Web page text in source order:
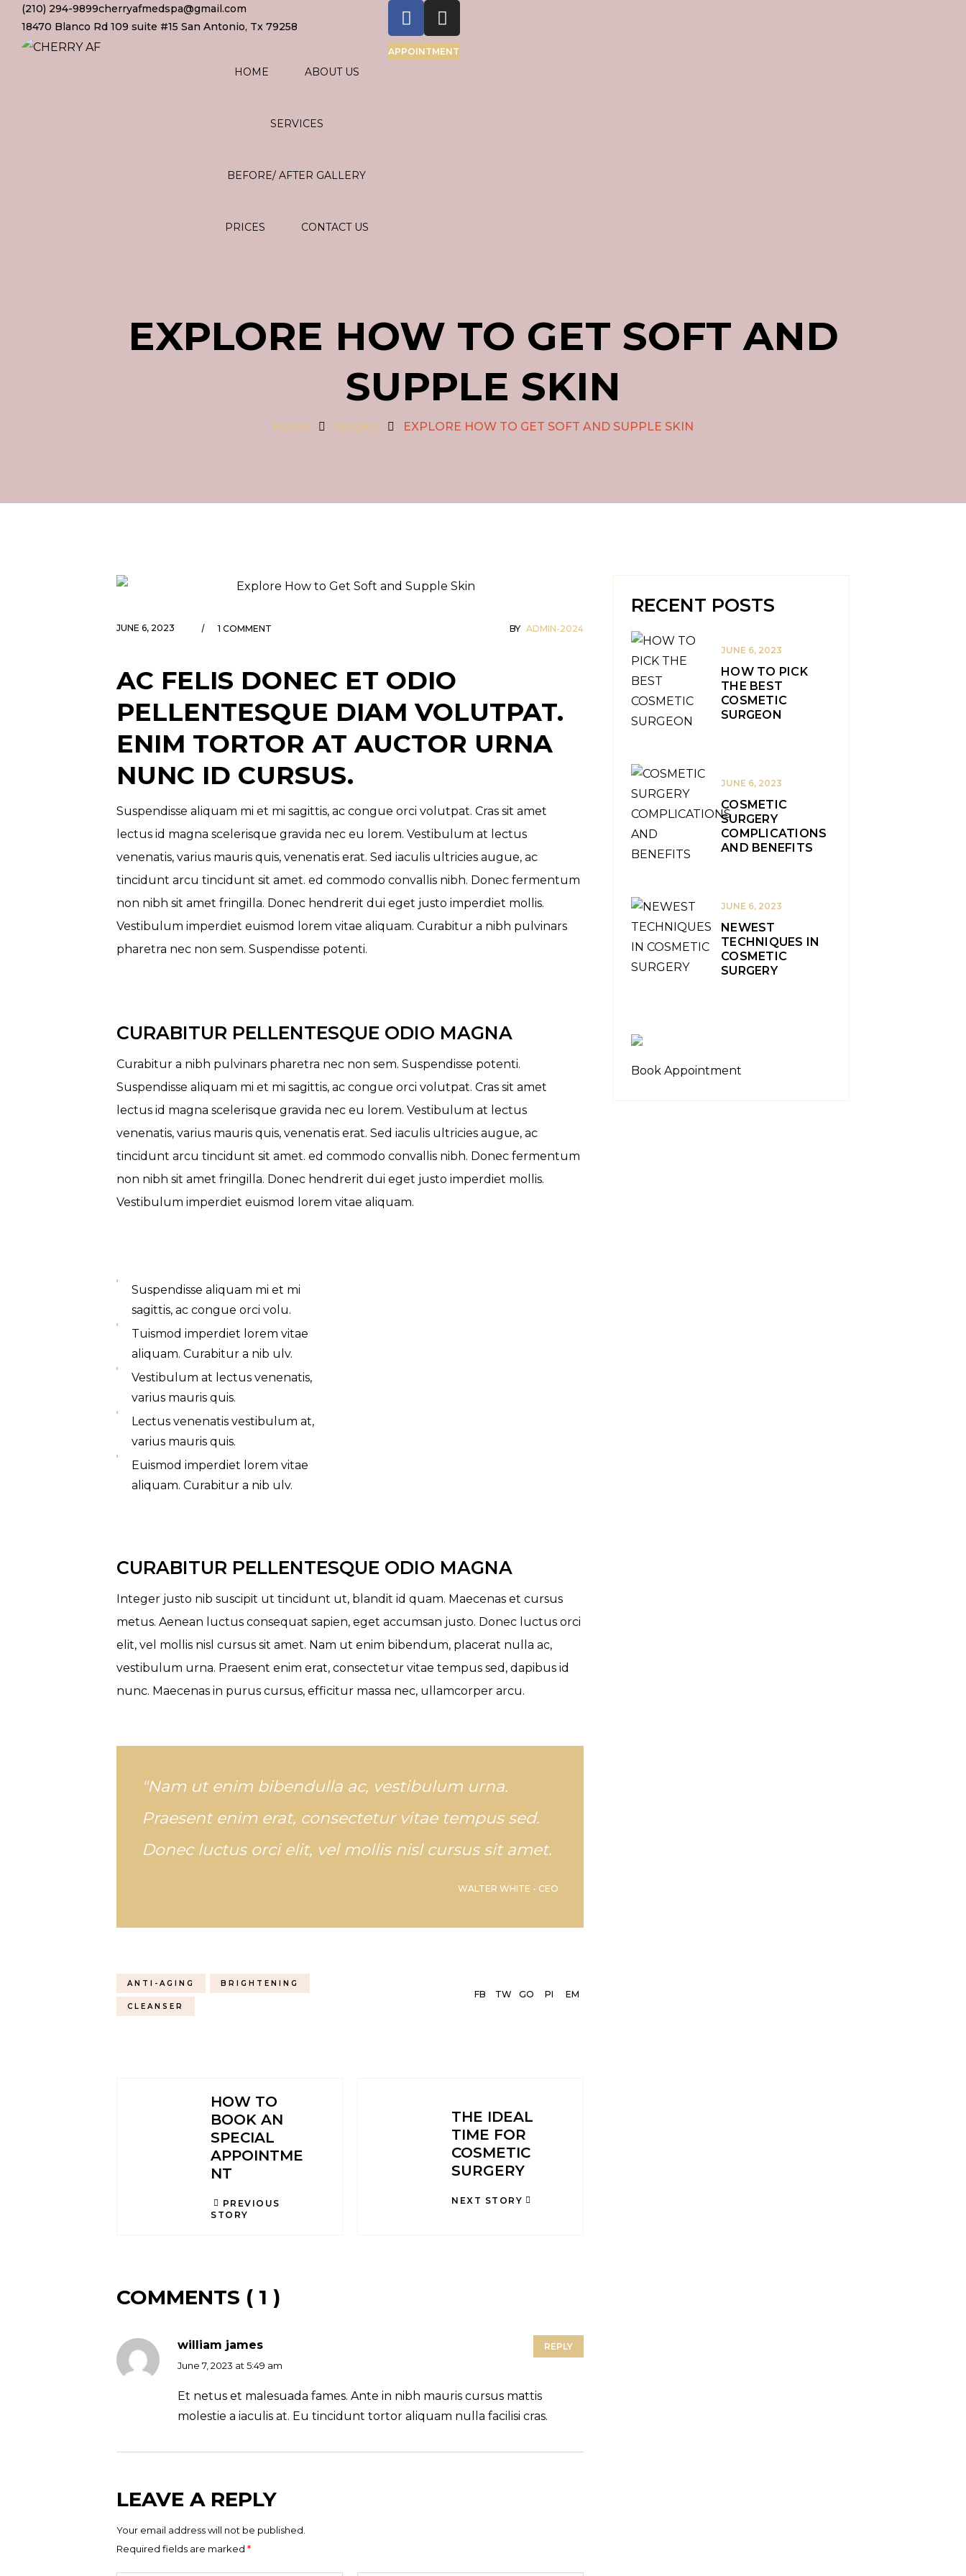
(210) 294-9899cherryafmedspa@gmail.com
18470 Blanco Rd 109 suite #15 San Antonio, Tx 79258
HOME ABOUT US
SERVICES
BEFORE/ AFTER GALLERY
PRICES CONTACT US
APPOINTMENT
EXPLORE HOW TO GET SOFT AND
SUPPLE SKIN
Home Surgery EXPLORE HOW TO GET SOFT AND SUPPLE SKIN
JUNE 6, 2023 1 COMMENT BY ADMIN-2024
AC FELIS DONEC ET ODIO
PELLENTESQUE DIAM VOLUTPAT.
ENIM TORTOR AT AUCTOR URNA
NUNC ID CURSUS.
Suspendisse aliquam mi et mi sagittis, ac congue orci volutpat. Cras sit amet
lectus id magna scelerisque gravida nec eu lorem. Vestibulum at lectus
venenatis, varius mauris quis, venenatis erat. Sed iaculis ultricies augue, ac
tincidunt arcu tincidunt sit amet. ed commodo convallis nibh. Donec fermentum
non nibh sit amet fringilla. Donec hendrerit dui eget justo imperdiet mollis.
Vestibulum imperdiet euismod lorem vitae aliquam. Curabitur a nibh pulvinars
pharetra nec non sem. Suspendisse potenti.
CURABITUR PELLENTESQUE ODIO MAGNA
Curabitur a nibh pulvinars pharetra nec non sem. Suspendisse potenti.
Suspendisse aliquam mi et mi sagittis, ac congue orci volutpat. Cras sit amet
lectus id magna scelerisque gravida nec eu lorem. Vestibulum at lectus
venenatis, varius mauris quis, venenatis erat. Sed iaculis ultricies augue, ac
tincidunt arcu tincidunt sit amet. ed commodo convallis nibh. Donec fermentum
non nibh sit amet fringilla. Donec hendrerit dui eget justo imperdiet mollis.
Vestibulum imperdiet euismod lorem vitae aliquam.
Suspendisse aliquam mi et mi
sagittis, ac congue orci volu.
Tuismod imperdiet lorem vitae
aliquam. Curabitur a nib ulv.
Vestibulum at lectus venenatis,
varius mauris quis.
Lectus venenatis vestibulum at,
varius mauris quis.
Euismod imperdiet lorem vitae
aliquam. Curabitur a nib ulv.
CURABITUR PELLENTESQUE ODIO MAGNA
Integer justo nib suscipit ut tincidunt ut, blandit id quam. Maecenas et cursus
metus. Aenean luctus consequat sapien, eget accumsan justo. Donec luctus orci
elit, vel mollis nisl cursus sit amet. Nam ut enim bibendum, placerat nulla ac,
vestibulum urna. Praesent enim erat, consectetur vitae tempus sed, dapibus id
nunc. Maecenas in purus cursus, efficitur massa nec, ullamcorper arcu.
"Nam ut enim bibendulla ac, vestibulum urna.
Praesent enim erat, consectetur vitae tempus sed.
Donec luctus orci elit, vel mollis nisl cursus sit amet.
WALTER WHITE - CEO
ANTI-AGING BRIGHTENING
CLEANSER
FB TW GO PI EM
HOW TO
BOOK AN
SPECIAL
APPOINTME
NT
PREVIOUS
STORY
THE IDEAL
TIME FOR
COSMETIC
SURGERY
NEXT STORY
COMMENTS ( 1 )
william james
June 7, 2023 at 5:49 am
Et netus et malesuada fames. Ante in nibh mauris cursus mattis
molestie a iaculis at. Eu tincidunt tortor aliquam nulla facilisi cras.
REPLY
LEAVE A REPLY
Your email address will not be published.
Required fields are marked *
RECENT POSTS
HOW TO PICK
THE BEST
COSMETIC
SURGEON
JUNE 6, 2023
COSMETIC
SURGERY
COMPLICATIONS
AND BENEFITS
JUNE 6, 2023
NEWEST
TECHNIQUES IN
COSMETIC
SURGERY
JUNE 6, 2023
Book Appointment